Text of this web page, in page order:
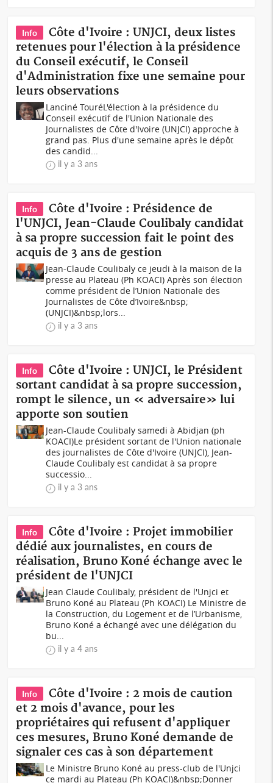
Info
Côte d'Ivoire : UNJCI, deux listes
retenues pour l'élection à la présidence
du Conseil exécutif, le Conseil
d'Administration fixe une semaine pour
leurs observations
Lanciné Touré L'élection à la présidence du
Conseil exécutif de l'Union Nationale des
Journalistes de Côte d'Ivoire (UNJCI) approche à
grand pas. Plus d'une semaine après le dépôt
des candid...
il y a 3 ans
Info
Côte d'Ivoire : Présidence de
l'UNJCI, Jean-Claude Coulibaly candidat
à sa propre succession fait le point des
acquis de 3 ans de gestion
Jean-Claude Coulibaly ce jeudi à la maison de la
presse au Plateau (Ph KOACI) Après son élection
comme président de l’Union Nationale des
Journalistes de Côte d’Ivoire&nbsp;
(UNJCI)&nbsp;lors...
il y a 3 ans
Info
Côte d'Ivoire : UNJCI, le Président
sortant candidat à sa propre succession,
rompt le silence, un « adversaire» lui
apporte son soutien
Jean-Claude Coulibaly samedi à Abidjan (ph
KOACI)Le président sortant de l'Union nationale
des journalistes de Côte d'Ivoire (UNJCI), Jean-
Claude Coulibaly est candidat à sa propre
successio...
il y a 3 ans
Info
Côte d'Ivoire : Projet immobilier
dédié aux journalistes, en cours de
réalisation, Bruno Koné échange avec le
président de l'UNJCI
Jean Claude Coulibaly, président de l'Unjci et
Bruno Koné au Plateau (Ph KOACI) Le Ministre de
la Construction, du Logement et de l’Urbanisme,
Bruno Koné a échangé avec une délégation du
bu...
il y a 4 ans
Info
Côte d'Ivoire : 2 mois de caution
et 2 mois d'avance, pour les
propriétaires qui refusent d'appliquer
ces mesures, Bruno Koné demande de
signaler ces cas à son département
Le Ministre Bruno Koné au press-club de l'Unjci
ce mardi au Plateau (Ph KOACI)&nbsp;Donner